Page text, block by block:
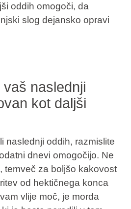
oddih omogoči, da
slog dejansko opravi
naslednji
kot daljši
naslednji oddih, razmislite
dnevi omogočijo. Ne
temveč za boljšo kakovost
od hektičnega konca
vlije moč, je morda